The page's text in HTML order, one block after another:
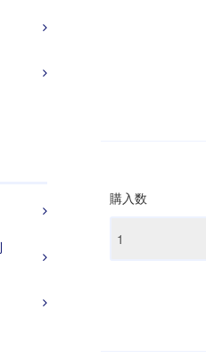
購入数